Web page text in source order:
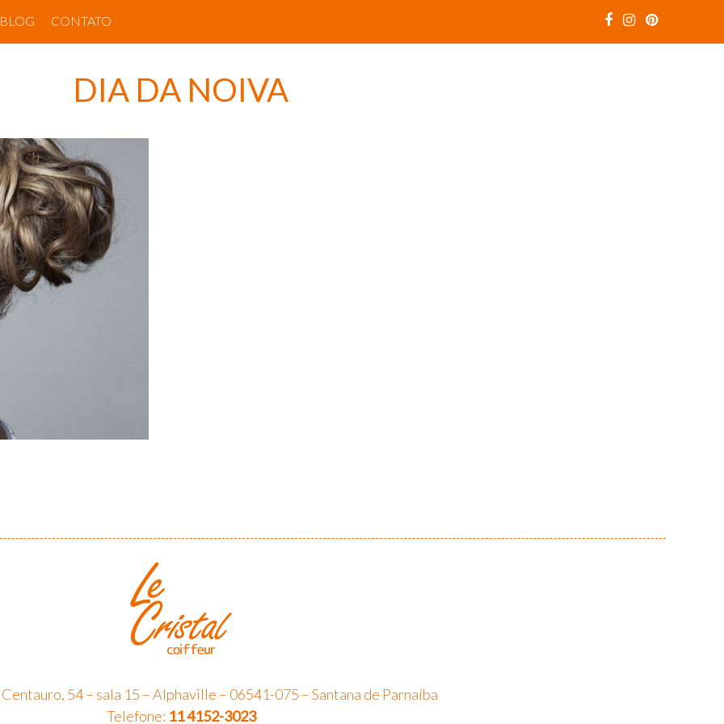
BLOG CONTATO
DIA DA NOIVA
54 – sala 15 – Alphaville – 06541-075 – Santana de Parnaíba
Telefone: 11 4152-3023